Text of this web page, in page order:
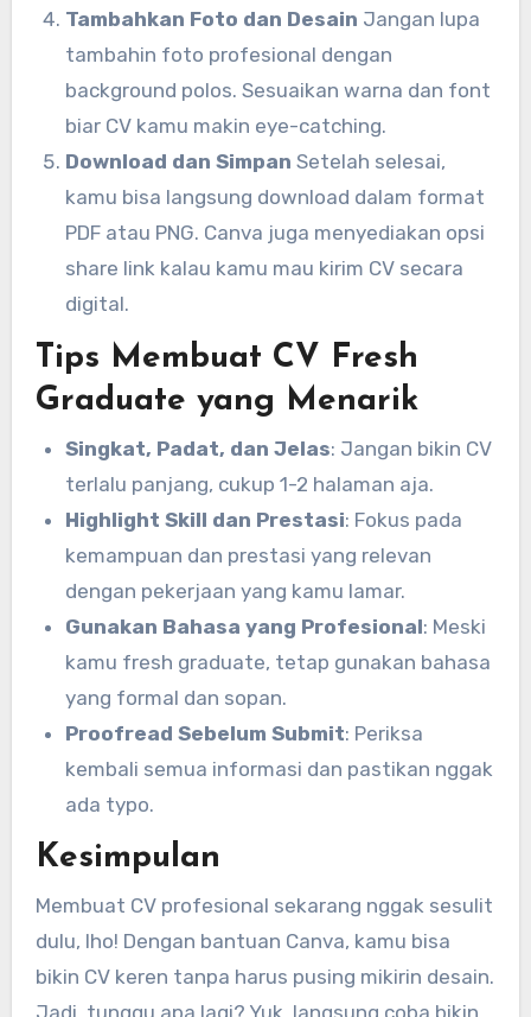
Tambahkan Foto dan Desain Jangan lupa
tambahin foto profesional dengan
background polos. Sesuaikan warna dan font
biar CV kamu makin eye-catching.
Download dan Simpan Setelah selesai,
kamu bisa langsung download dalam format
PDF atau PNG. Canva juga menyediakan opsi
share link kalau kamu mau kirim CV secara
digital.
Tips Membuat CV Fresh
Graduate yang Menarik
Singkat, Padat, dan Jelas: Jangan bikin CV
terlalu panjang, cukup 1-2 halaman aja.
Highlight Skill dan Prestasi: Fokus pada
kemampuan dan prestasi yang relevan
dengan pekerjaan yang kamu lamar.
Gunakan Bahasa yang Profesional: Meski
kamu fresh graduate, tetap gunakan bahasa
yang formal dan sopan.
Proofread Sebelum Submit: Periksa
kembali semua informasi dan pastikan nggak
ada typo.
Kesimpulan
Membuat CV profesional sekarang nggak sesulit
dulu, lho! Dengan bantuan Canva, kamu bisa
bikin CV keren tanpa harus pusing mikirin desain.
Jadi, tunggu apa lagi? Yuk, langsung coba bikin